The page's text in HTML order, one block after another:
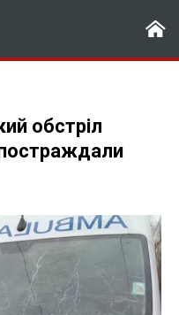
обстріл